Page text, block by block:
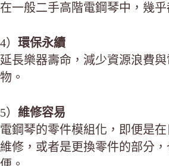
在一般二手高階電鋼琴中，幾乎
4） 環保永續
延長樂器壽命，減少資源浪費
物。
5） 維修容易
電鋼琴的零件模組化，即便是
維修，或者是更換零件的部分